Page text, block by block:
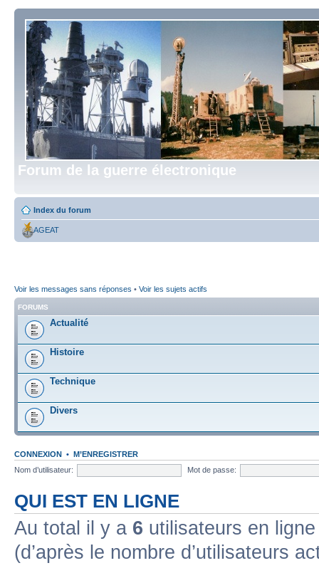
Forum de la guerre électronique
Index du forum
AGEAT
Voir les messages sans réponses • Voir les sujets actifs
FORUMS
Actualité
Histoire
Technique
Divers
CONNEXION • M’ENREGISTRER
Nom d’utilisateur:
Mot de passe:
QUI EST EN LIGNE
Au total il y a 6 utilisateurs en
(d’après le nombre d’utilisateurs